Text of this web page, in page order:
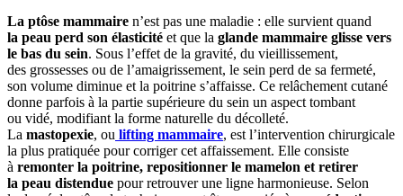
La ptôse mammaire n’est pas une maladie : elle survient quand
la peau perd son élasticité et que la glande mammaire glisse vers
le bas du sein. Sous l’effet de la gravité, du vieillissement,
des grossesses ou de l’amaigrissement, le sein perd de sa fermeté,
son volume diminue et la poitrine s’affaisse. Ce relâchement cutané
donne parfois à la partie supérieure du sein un aspect tombant
ou vidé, modifiant la forme naturelle du décolleté.
La mastopexie, ou lifting mammaire, est l’intervention chirurgicale
la plus pratiquée pour corriger cet affaissement. Elle consiste
à remonter la poitrine, repositionner le mamelon et retirer
la peau distendue pour retrouver une ligne harmonieuse. Selon